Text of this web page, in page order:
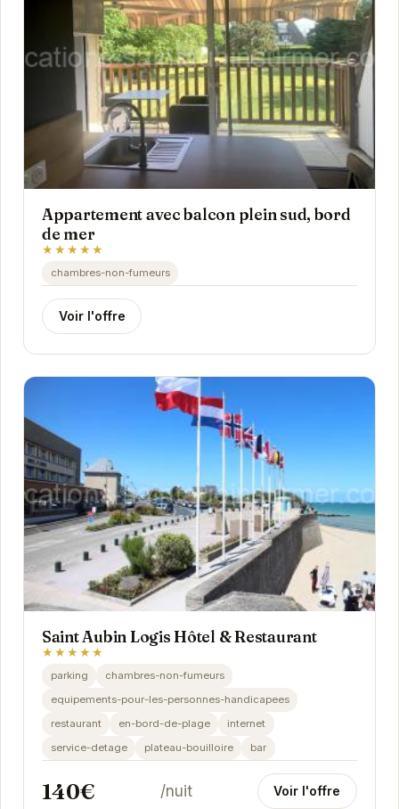
Appartement avec balcon plein sud, bord
de mer
★★★★★
chambres-non-fumeurs
Voir l'offre
Saint Aubin Logis Hôtel & Restaurant
★★★★★
parking
chambres-non-fumeurs
equipements-pour-les-personnes-handicapees
restaurant
en-bord-de-plage
internet
service-detage
plateau-bouilloire bar
140€ /nuit Voir l'offre